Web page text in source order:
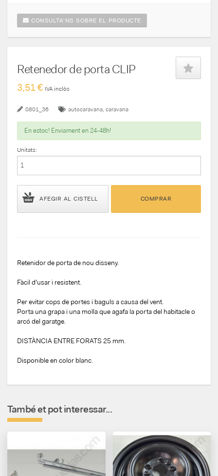
CONSULTA'NS SOBRE EL PRODUCTE
Retenedor de porta CLIP
3,51 € IVA inclòs
0801_36 autocaravana caravana
En estoc! Enviament en 24-48h!
Unitats:
AFEGIR AL CISTELL COMPRAR
Retenidorde porta de nou disseny.
Fàcil d'usar i resistent.
Per evitarcops de portes i baguls a causa del vent.
Porta una grapa i una molla que agafa la porta del habitacle o
arcó del garatge.
DISTÀNCIA ENTRE FORATS 25 mm.
Disponible en color blanc.
També et pot interessar...